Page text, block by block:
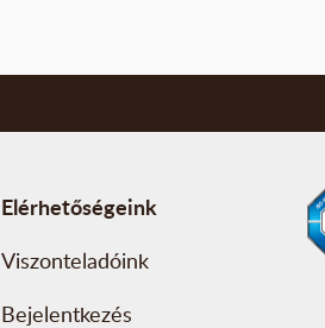
Elérhetőségeink
Viszonteladóink
Bejelentkezés